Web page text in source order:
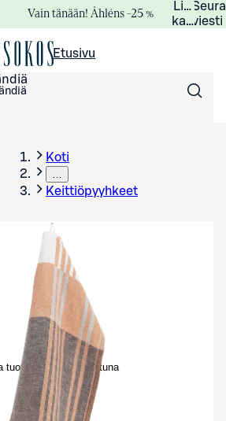
Vain tänään! Åhléns –25 %
viesti
Etusivu
Koti
…
Keittiöpyyhkeet
tuotekuva suurennettuna